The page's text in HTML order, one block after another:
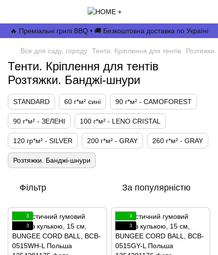
🔥 Преміальні грилі BBQ • 🚚 Безкоштовна доставка по Україні
Все для саду, городу Тенти. Кріплення для тентів
Тенти. Кріплення для тентів
Розтяжки. Банджі-шнури
STANDARD 60 г*м² сині 90 г*м² - CAMOFOREST
90 г*м² - ЗЕЛЕНІ 100 г*м² - LENO CRISTAL
120 гр*м² - SILVER 200 г*м² - GRAY 260 г*м² - GRAY
Розтяжки. Банджі-шнури
Фільтр За популярністю
3
3
3
3